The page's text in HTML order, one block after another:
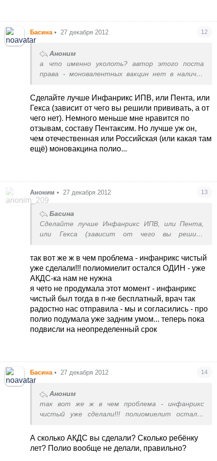
Басина • 27 декабря 2012 12
Аноним
а что именно уколоть? автор этого поста
права - моновалентных вакцин нет в наличии
столько ждем
Сделайте лучше Инфанрикс ИПВ, или Пента, или
Гекса (зависит от чего вы решили прививать, а от
чего нет). Немного меньше мне нравится по
отзывам, составу Пентаксим. Но лучше уж он,
чем отечественная или Российская (или какая там
ещё) моновакцина полио...
Аноним • 27 декабря 2012 13
Басина
Сделайте лучше Инфанрикс ИПВ, или Пента,
или Гекса (зависит от чего вы решили
нравится по отзывам, составу Пентаксим. Но
лучше уж он, чем отечественная или Российская
(или какая там ещё) моновакцина полио...
так вот же ж в чем проблема - инфанрикс чистый
уже сделали!!! полиомиелит остался ОДИН - уже
АКДС-ка нам не нужна
я чето не продумала этот момент - инфанрикс
чистый был тогда в п-ке бесплатный, врач так
радостно нас отправила - мы и согласились - про
полио подумала уже задним умом... теперь пока
подвисли на неопределенный срок
Басина • 27 декабря 2012 14
Аноним
так вот же ж в чем проблема - инфанрикс
чистый уже сделали!!! полиомиелит остался
я чето не продумала этот момент - инфанрикс
чистый был тогда в п-ке бесплатный, врач так
А сколько АКДС вы сделали? Сколько ребёнку
лет? Полио вообще не делали, правильно?